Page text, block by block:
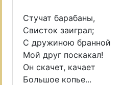
Стучат барабаны,
Свисток заиграл;
С дружиною бранной
Мой друг поскакал!
Он скачет, качает
Большое копье...